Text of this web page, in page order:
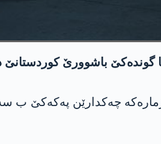
باشوورێ كوردستانێ
چه‌كدارێن په‌كه‌كێ ب